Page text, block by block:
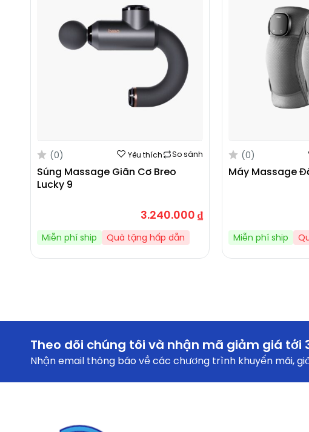
(0) Yêu thích So sánh
Súng Massage Giãn Cơ Breo
Lucky 9
3.240.000 ₫
Miễn phí ship Quà tặng hấp dẫn
(0)
Máy Massage
Miễn phí ship
Theo dõi chúng tôi và nhận mã giảm giá tới
Nhận email thông báo về các chương trình khuyến mãi,